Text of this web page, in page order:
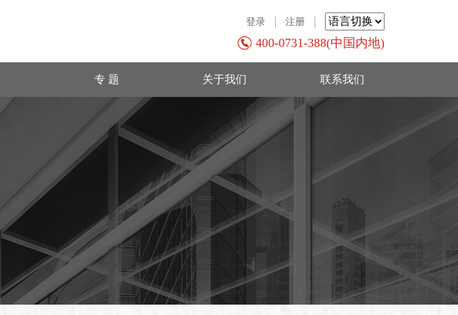
登录 注册
400-0731-388(中国内地)
专 题 关于我们 联系我们